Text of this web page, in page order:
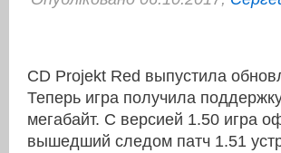
CD Projekt Red выпустила
Теперь игра получила
мегабайт. С версией 1.50 игра
вышедший следом патч 1.51